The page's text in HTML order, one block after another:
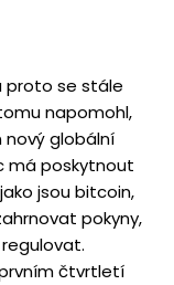
proto se stále
napomohl,
globální
má poskytnout
jsou bitcoin,
pokyny,
čtvrtletí